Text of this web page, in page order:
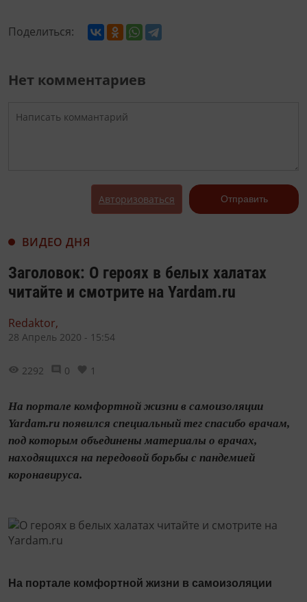
Поделиться:
Нет комментариев
Авторизоваться Отправить
ВИДЕО ДНЯ
Заголовок: О героях в белых халатах
читайте и смотрите на Yardam.ru
Redaktor,
28 Апрель 2020 - 15:54
2292 0 1
На портале комфортной жизни в самоизоляции
Yardam.ru появился специальный тег спасибо врачам,
под которым объединены материалы о врачах,
находящихся на передовой борьбы с пандемией
коронавируса.
На портале комфортной жизни в самоизоляции